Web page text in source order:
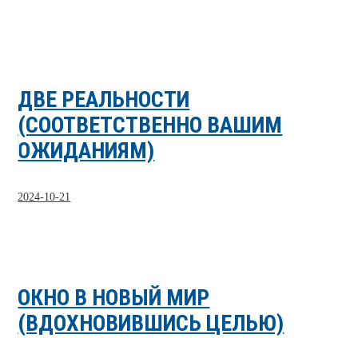
ДВЕ РЕАЛЬНОСТИ
(СООТВЕТСТВЕННО ВАШИМ
ОЖИДАНИЯМ)
2024-10-21
ОКНО В НОВЫЙ МИР
(ВДОХНОВИВШИСЬ ЦЕЛЬЮ)